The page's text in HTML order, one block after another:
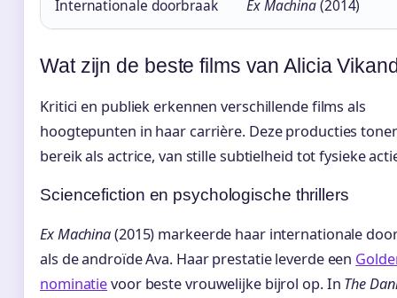
Internationale doorbraak Ex Machina(2014)
Wat zijn de beste films van Alicia
Kritici en publiek erkennen verschillende films als
hoogtepunten in haar carrière. Deze producties
bereik als actrice, van stille subtielheid tot fysieke
Sciencefiction en psychologische thrillers
Ex Machina(2015) markeerde haar internationale
als de androïde Ava. Haar prestatie leverde een
nominatievoor beste vrouwelijke bijrol op. In The